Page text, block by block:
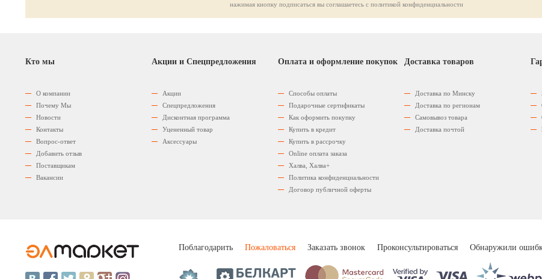
нажимая кнопку подписаться вы соглашаетесь с политикой конфиденциальности
Кто мы
О компании
Почему Мы
Новости
Контакты
Вопрос-ответ
Добавить отзыв
Поставщикам
Вакансии
Акции и Спецпредложения
Акции
Спецпредложения
Дисконтная программа
Уцененный товар
Аксессуары
Оплата и оформление покупок
Способы оплаты
Подарочные сертификаты
Как оформить покупку
Купить в кредит
Купить в рассрочку
Оnline оплата заказа
Халва, Халва+
Политика конфиденциальности
Договор публичной оферты
Доставка товаров
Доставка по Минску
Доставка по регионам
Самовывоз товара
Доставка почтой
Поблагодарить Пожаловаться Заказать звонок Проконсультироваться Обнаружили